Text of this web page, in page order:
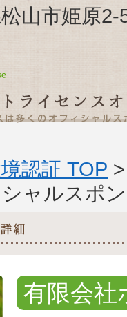
山市姫原
認証 TOP
ャルスポ
有限会社